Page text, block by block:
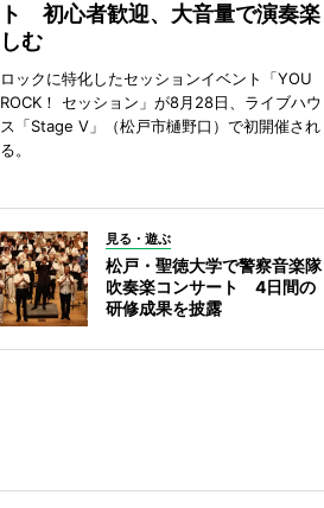
ト 初心者歓迎、大音量で演奏楽
しむ
ロックに特化したセッションイベント「YOU
ROCK！ セッション」が8月28日、ライブハウ
ス「Stage V」（松戸市樋野口）で初開催され
る。
見る・遊ぶ
松戸・聖徳大学で警察音楽隊
吹奏楽コンサート 4日間の
研修成果を披露